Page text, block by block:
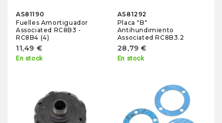
AS81190
Fuelles Amortiguador
Associated RC8B3 -
RC8B4 (4)
11,49 €
En stock
AS81292
Placa "B"
Antihundimiento
Associated RC8B3.2
28,79 €
En stock